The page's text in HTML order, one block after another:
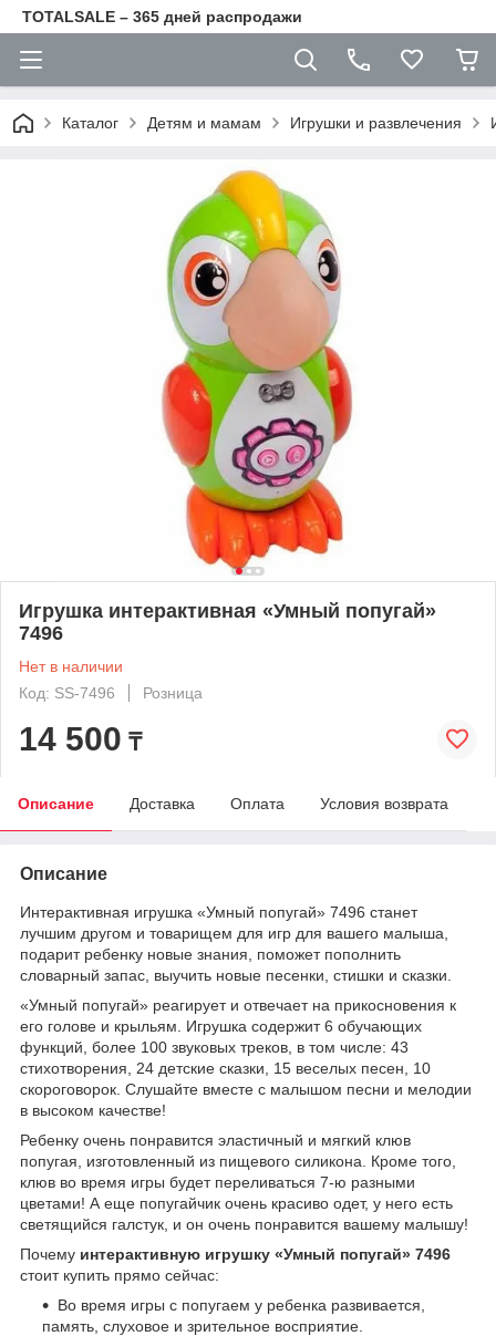
TOTALSALE – 365 дней распродажи
Каталог Детям и мамам Игрушки и развлечения
Игрушка интерактивная «Умный попугай»
7496
Нет в наличии
Код: SS-7496
Розница
14 500 ₸
Описание Доставка Оплата Условия возврата
Описание
Интерактивная игрушка «Умный попугай» 7496 станет
лучшим другом и товарищем для игр для вашего малыша,
подарит ребенку новые знания, поможет пополнить
словарный запас, выучить новые песенки, стишки и сказки.
«Умный попугай» реагирует и отвечает на прикосновения к
его голове и крыльям. Игрушка содержит 6 обучающих
функций, более 100 звуковых треков, в том числе: 43
стихотворения, 24 детские сказки, 15 веселых песен, 10
скороговорок. Слушайте вместе с малышом песни и мелодии
в высоком качестве!
Ребенку очень понравится эластичный и мягкий клюв
попугая, изготовленный из пищевого силикона. Кроме того,
клюв во время игры будет переливаться 7-ю разными
цветами! А еще попугайчик очень красиво одет, у него есть
светящийся галстук, и он очень понравится вашему малышу!
Почему интерактивную игрушку «Умный попугай» 7496
стоит купить прямо сейчас:
Во время игры с попугаем у ребенка развивается,
память, слуховое и зрительное восприятие.